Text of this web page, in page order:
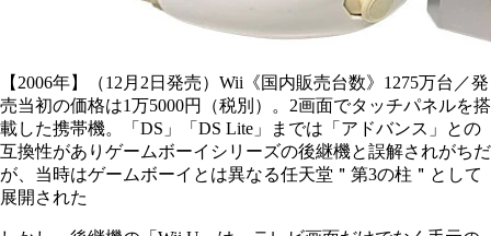
【2006年】（12月2日発売）Wii《国内販売台数》1275万台／発
売当初の価格は1万5000円（税別）。2画面でタッチパネルを搭
載した携帯機。「DS」「DS Lite」までは「アドバンス」との
互換性がありゲームボーイシリーズの後継機と誤解されがちだ
が、当時はゲームボーイとは異なる任天堂＂第3の柱＂として
展開された